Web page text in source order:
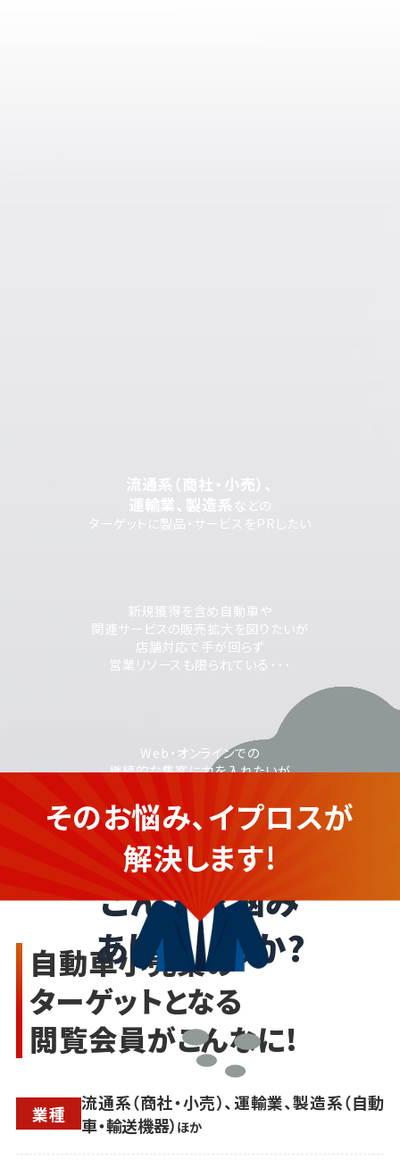
自動車小売業の企業さま
こんなお悩み
ありませんか?
流通系（商社・小売）、
運輸業、製造系 などの
ターゲットに製品・サービスをPRしたい
新規獲得を含め自動車や
関連サービスの販売拡大を図りたいが
店舗対応で手が回らず
営業リソースも限られている･･･
Web・オンラインでの
継続的な集客に力を入れたいが
具体的な方法がわからない...
そのお悩み、イプロスが
解決します!
自動車小売業の
ターゲットとなる
閲覧会員がこんなに!
業種
流通系（商社・小売）、運輸業、製造系（自動
車・輸送機器）ほか